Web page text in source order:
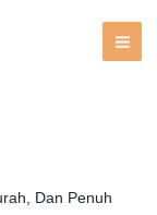
Dan Penuh